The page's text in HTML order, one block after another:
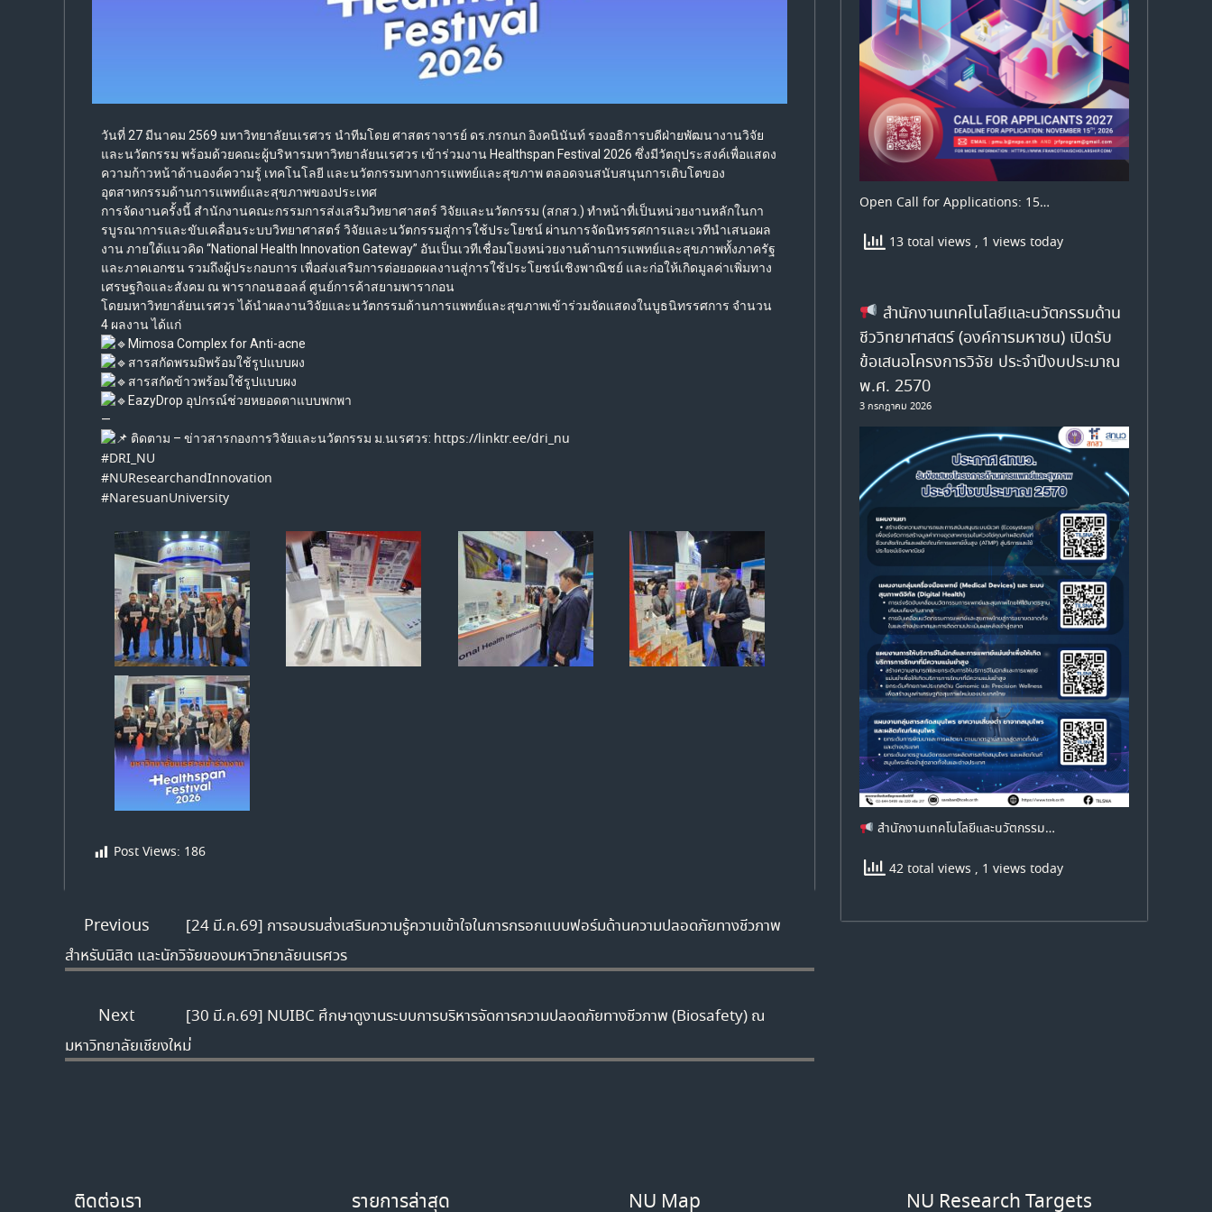
วันที่ 27 มีนาคม 2569 มหาวิทยาลัยนเรศวร นำทีมโดย ศาสตราจารย์ ดร.กรกนก อิงคนินันท์ รองอธิการบดีฝ่ายพัฒนางานวิจัย
และนวัตกรรม พร้อมด้วยคณะผู้บริหารมหาวิทยาลัยนเรศวร เข้าร่วมงาน Healthspan Festival 2026 ซึ่งมีวัตถุประสงค์เพื่อแสดง
ความก้าวหน้าด้านองค์ความรู้ เทคโนโลยี และนวัตกรรมทางการแพทย์และสุขภาพ ตลอดจนสนับสนุนการเติบโตของ
อุตสาหกรรมด้านการแพทย์และสุขภาพของประเทศ
การจัดงานครั้งนี้ สำนักงานคณะกรรมการส่งเสริมวิทยาศาสตร์ วิจัยและนวัตกรรม (สกสว.) ทำหน้าที่เป็นหน่วยงานหลักในกา
รบูรณาการและขับเคลื่อนระบบวิทยาศาสตร์ วิจัยและนวัตกรรมสู่การใช้ประโยชน์ ผ่านการจัดนิทรรศการและเวทีนำเสนอผล
งาน ภายใต้แนวคิด “National Health Innovation Gateway” อันเป็นเวทีเชื่อมโยงหน่วยงานด้านการแพทย์และสุขภาพทั้งภาครัฐ
และภาคเอกชน รวมถึงผู้ประกอบการ เพื่อส่งเสริมการต่อยอดผลงานสู่การใช้ประโยชน์เชิงพาณิชย์ และก่อให้เกิดมูลค่าเพิ่มทาง
เศรษฐกิจและสังคม ณ พารากอนฮอลล์ ศูนย์การค้าสยามพารากอน
โดยมหาวิทยาลัยนเรศวร ได้นำผลงานวิจัยและนวัตกรรมด้านการแพทย์และสุขภาพเข้าร่วมจัดแสดงในบูธนิทรรศการ จำนวน
4 ผลงาน ได้แก่
Mimosa Complex for Anti-acne
สารสกัดพรมมิพร้อมใช้รูปแบบผง
สารสกัดข้าวพร้อมใช้รูปแบบผง
EazyDrop อุปกรณ์ช่วยหยอดตาแบบพกพา
—
ติดตาม – ข่าวสารกองการวิจัยและนวัตกรรม ม.นเรศวร: https://linktr.ee/dri_nu
#DRI_NU
#NUResearchandInnovation
#NaresuanUniversity
Post Views: 186
Previous
[24 มี.ค.69] การอบรมส่งเสริมความรู้ความเข้าใจในการกรอกแบบฟอร์มด้านความปลอดภัยทางชีวภาพ
สำหรับนิสิต และนักวิจัยของมหาวิทยาลัยนเรศวร
Next
[30 มี.ค.69] NUIBC ศึกษาดูงานระบบการบริหารจัดการความปลอดภัยทางชีวภาพ (Biosafety) ณ
มหาวิทยาลัยเชียงใหม่
Open Call for Applications: 15…
13 total views , 1 views today
สำนักงานเทคโนโลยีและนวัตกรรมด้าน
ชีววิทยาศาสตร์ (องค์การมหาชน) เปิดรับ
ข้อเสนอโครงการวิจัย ประจำปีงบประมาณ
พ.ศ. 2570
3 กรกฎาคม 2026
สำนักงานเทคโนโลยีและนวัตกรรม…
42 total views , 1 views today
ติดต่อเรา รายการล่าสุด NU Map NU Research Targets